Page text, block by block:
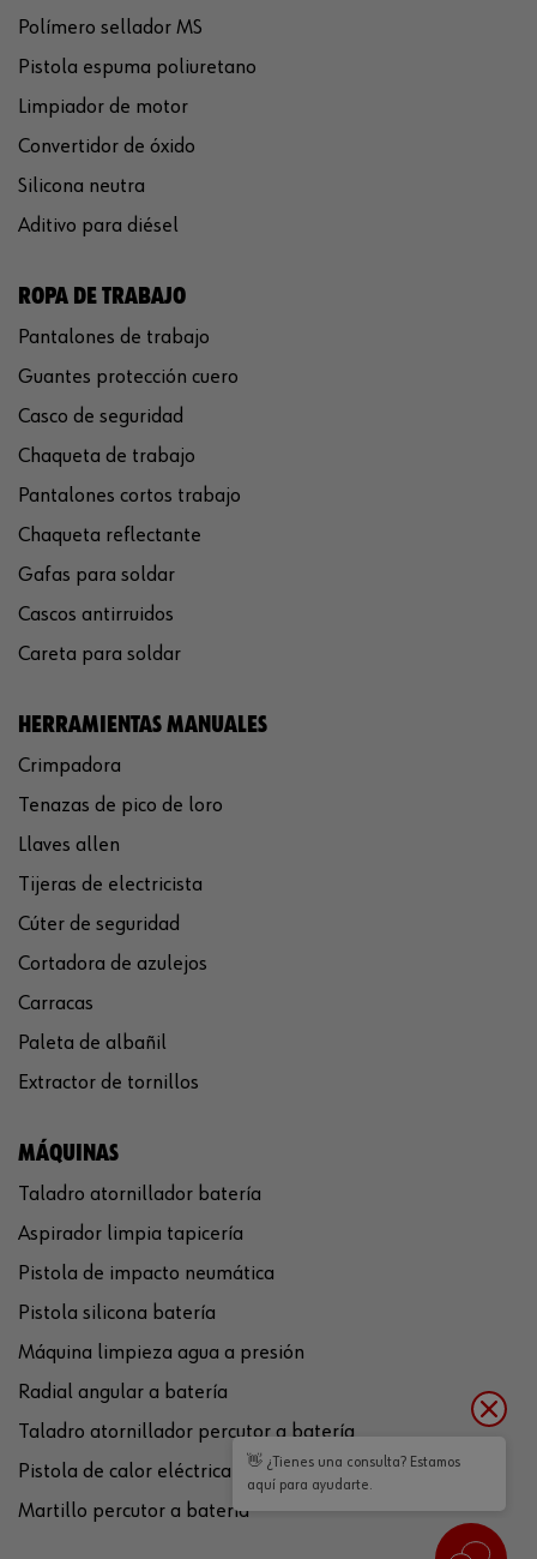
Polímero sellador MS
Pistola espuma poliuretano
Limpiador de motor
Convertidor de óxido
Silicona neutra
Aditivo para diésel
ROPA DE TRABAJO
Pantalones de trabajo
Guantes protección cuero
Casco de seguridad
Chaqueta de trabajo
Pantalones cortos trabajo
Chaqueta reflectante
Gafas para soldar
Cascos antirruidos
Careta para soldar
HERRAMIENTAS MANUALES
Crimpadora
Tenazas de pico de loro
Llaves allen
Tijeras de electricista
Cúter de seguridad
Cortadora de azulejos
Carracas
Paleta de albañil
Extractor de tornillos
MÁQUINAS
Taladro atornillador batería
Aspirador limpia tapicería
Pistola de impacto neumática
Pistola silicona batería
Máquina limpieza agua a presión
Radial angular a batería
Taladro atornillador percutor a batería
Pistola de calor eléctrica
Martillo percutor a batería
👋 ¿Tienes una consulta? Estamos
aquí para ayudarte.